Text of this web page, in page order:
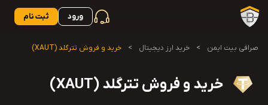
ورود ثبت نام
صرافی بیت ایمن > خرید ارز دیجیتال > خرید و فروش تترگلد (XAUT)
خرید و فروش تترگلد (XAUT)